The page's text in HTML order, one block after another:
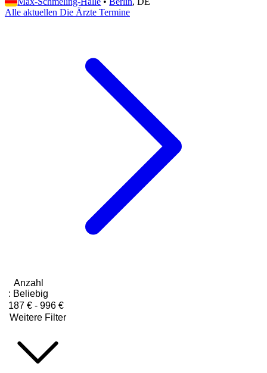
Alle aktuellen Die Ärzte Termine
Anzahl
: Beliebig
187 € - 996 €
Weitere Filter